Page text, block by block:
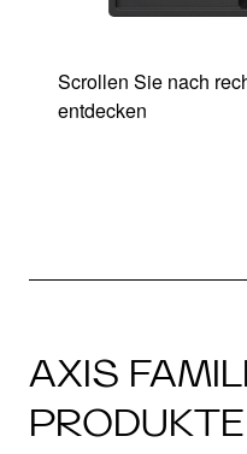
Scrollen Sie nach
entdecken
AXIS
PRODUKTE